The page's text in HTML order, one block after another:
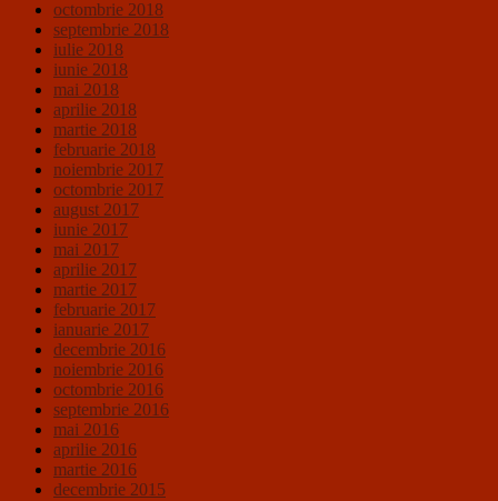
octombrie 2018
septembrie 2018
iulie 2018
iunie 2018
mai 2018
aprilie 2018
martie 2018
februarie 2018
noiembrie 2017
octombrie 2017
august 2017
iunie 2017
mai 2017
aprilie 2017
martie 2017
februarie 2017
ianuarie 2017
decembrie 2016
noiembrie 2016
octombrie 2016
septembrie 2016
mai 2016
aprilie 2016
martie 2016
decembrie 2015